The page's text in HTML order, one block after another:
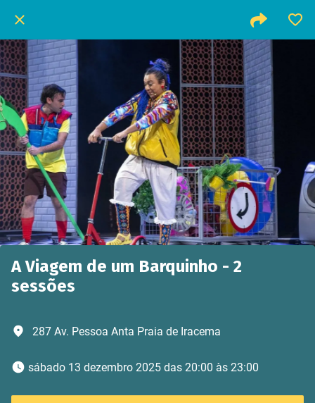
A Viagem de um Barquinho - 2
sessões
287 Av. Pessoa Anta Praia de Iracema
sábado 13 dezembro 2025 das 20:00 às 23:00